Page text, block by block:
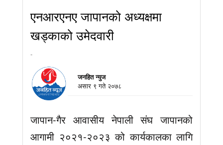
एनआरएनए जापानको अध्यक्षमा
खड्काको उमेदवारी
-
जनहित न्युज
असार ९ गते २०७८
जापान-गैर आवासीय नेपाली संघ जापानको
आगामी २०२१-२०२३ को कार्यकालका लागि